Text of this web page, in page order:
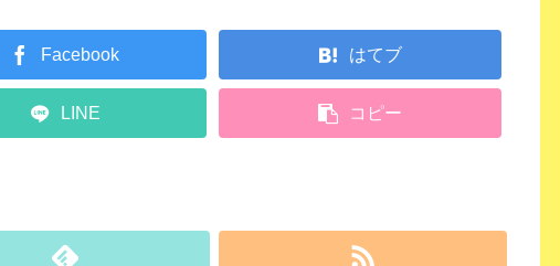
Facebook はてブ
LINE コピー